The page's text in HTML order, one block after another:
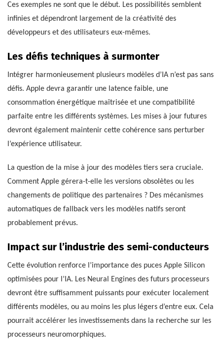
Ces exemples ne sont que le début. Les possibilités semblent
infinies et dépendront largement de la créativité des
développeurs et des utilisateurs eux-mêmes.
Les défis techniques à surmonter
Intégrer harmonieusement plusieurs modèles d’IA n’est pas sans
défis. Apple devra garantir une latence faible, une
consommation énergétique maîtrisée et une compatibilité
parfaite entre les différents systèmes. Les mises à jour futures
devront également maintenir cette cohérence sans perturber
l’expérience utilisateur.
La question de la mise à jour des modèles tiers sera cruciale.
Comment Apple gérera-t-elle les versions obsolètes ou les
changements de politique des partenaires ? Des mécanismes
automatiques de fallback vers les modèles natifs seront
probablement prévus.
Impact sur l’industrie des semi-conducteurs
Cette évolution renforce l’importance des puces Apple Silicon
optimisées pour l’IA. Les Neural Engines des futurs processeurs
devront être suffisamment puissants pour exécuter localement
différents modèles, ou au moins les plus légers d’entre eux. Cela
pourrait accélérer les investissements dans la recherche sur les
processeurs neuromorphiques.